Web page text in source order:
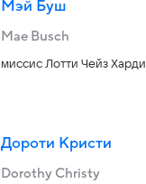
Мэй Буш
Mae Busch
миссис Лотти Чейз Харди
Дороти Кристи
Dorothy Christy